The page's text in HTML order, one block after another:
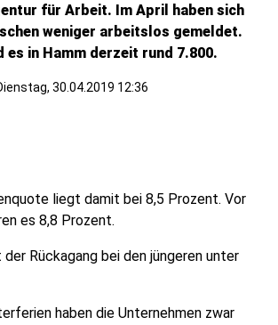
für Arbeit. Im April haben sich
weniger arbeitslos gemeldet.
es in Hamm derzeit rund 7.800.
30.04.2019 12:36
liegt damit bei 8,5 Prozent. Vor
es 8,8 Prozent.
Rückagang bei den jüngeren unter
haben die Unternehmen zwar